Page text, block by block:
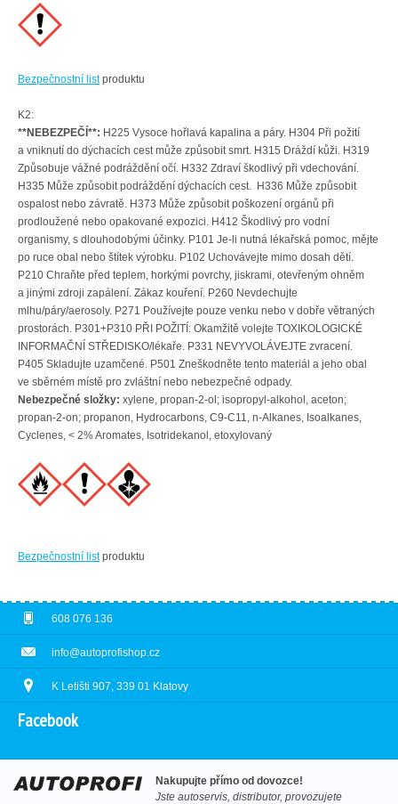
Bezpečnostní listproduktu
K2:
**NEBEZPEČÍ**: H225 Vysoce hořlavá kapalina a páry. H304 Při požití
a vniknutí do dýchacích cest může způsobit smrt. H315 Dráždí kůži. H319
Způsobuje vážné podráždění očí. H332 Zdraví škodlivý při vdechování.
H335 Může způsobit podráždění dýchacích cest. H336 Může způsobit
ospalost nebo závratě. H373 Může způsobit poškození orgánů při
prodloužené nebo opakované expozici. H412 Škodlivý pro vodní
organismy, s dlouhodobými účinky. P101 Je-li nutná lékařská pomoc, mějte
po ruce obal nebo štítek výrobku. P102 Uchovávejte mimo dosah dětí.
P210 Chraňte před teplem, horkými povrchy, jiskrami, otevřeným ohněm
a jinými zdroji zapálení. Zákaz kouření. P260 Nevdechujte
mlhu/páry/aerosoly. P271 Používejte pouze venku nebo v dobře větraných
prostorách. P301+P310 PŘI POŽITÍ: Okamžitě volejte TOXIKOLOGICKÉ
INFORMAČNÍ STŘEDISKO/lékaře. P331 NEVYVOLÁVEJTE zvracení.
P405 Skladujte uzamčené. P501 Zneškodněte tento materiál a jeho obal
ve sběrném místě pro zvláštní nebo nebezpečné odpady.
Nebezpečné složky: xylene, propan-2-ol; isopropyl-alkohol, aceton;
propan-2-on; propanon, Hydrocarbons, C9-C11, n-Alkanes, Isoalkanes,
Cyclenes, < 2% Aromates, Isotridekanol, etoxylovaný
Bezpečnostní listproduktu
608 076 136
info@autoprofishop.cz
K Letišti 907, 339 01 Klatovy
Facebook
Nakupujte přímo od dovozce!
Jste autoservis, distributor, provozujete